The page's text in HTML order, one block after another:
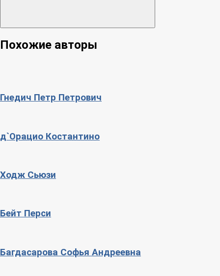
Похожие авторы
Гнедич Петр Петрович
д`Орацио Костантино
Ходж Сьюзи
Бейт Перси
Багдасарова Софья Андреевна